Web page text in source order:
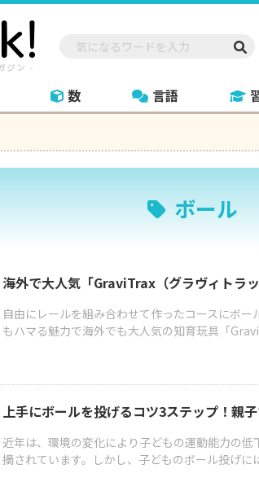
数 言語
ボール
海外で大人気「GraviTrax（グラヴィトラ
自由にレールを組み合わせて作ったコースにボ
もハマる魅力で海外でも大人気の知育玩具「
上手にボールを投げるコツ3ステップ！親
近年は、環境の変化により子どもの運動能力の
摘されています。しかし、子どものボール投げに